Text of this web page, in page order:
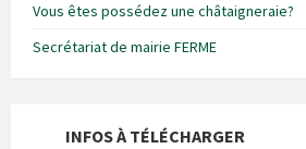
Vous êtes possédez une châtaigneraie?
Secrétariat de mairie FERME
INFOS À TÉLÉCHARGER